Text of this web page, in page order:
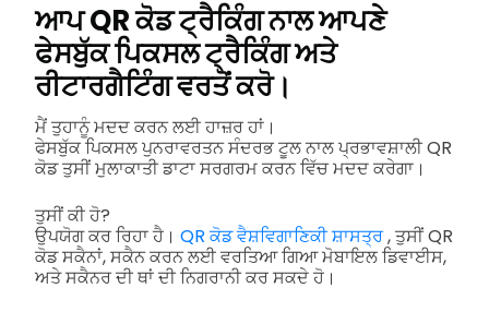
ਆਪ QR ਕੋਡ ਟ੍ਰੈਕਿੰਗ ਨਾਲ ਆਪਣੇ
ਫੇਸਬੁੱਕ ਪਿਕਸਲ ਟ੍ਰੈਕਿੰਗ ਅਤੇ
ਰੀਟਾਰਗੈਟਿੰਗ ਵਰਤੋਂ ਕਰੋ।
ਮੈਂ ਤੁਹਾਨੂੰ ਮਦਦ ਕਰਨ ਲਈ ਹਾਜ਼ਰ ਹਾਂ।
ਫੇਸਬੁੱਕ ਪਿਕਸਲ ਪੁਨਰਾਵਰਤਨ ਸੰਦਰਭ ਟੂਲ ਨਾਲ ਪ੍ਰਭਾਵਸ਼ਾਲੀ QR
ਕੋਡ ਤੁਸੀਂ ਮੁਲਾਕਾਤੀ ਡਾਟਾ ਸਰਗਰਮ ਕਰਨ ਵਿੱਚ ਮਦਦ ਕਰੇਗਾ।
ਤੁਸੀਂ ਕੀ ਹੋ?
ਉਪਯੋਗ ਕਰ ਰਿਹਾ ਹੈ। QR ਕੋਡ ਵੈਸ਼ਵਿਗਾਣਿਕੀ ਸ਼ਾਸਤ੍ਰ, ਤੁਸੀਂ QR
ਕੋਡ ਸਕੈਨਾਂ, ਸਕੈਨ ਕਰਨ ਲਈ ਵਰਤਿਆ ਗਿਆ ਮੋਬਾਇਲ ਡਿਵਾਈਸ,
ਅਤੇ ਸਕੈਨਰ ਦੀ ਥਾਂ ਦੀ ਨਿਗਰਾਨੀ ਕਰ ਸਕਦੇ ਹੋ।